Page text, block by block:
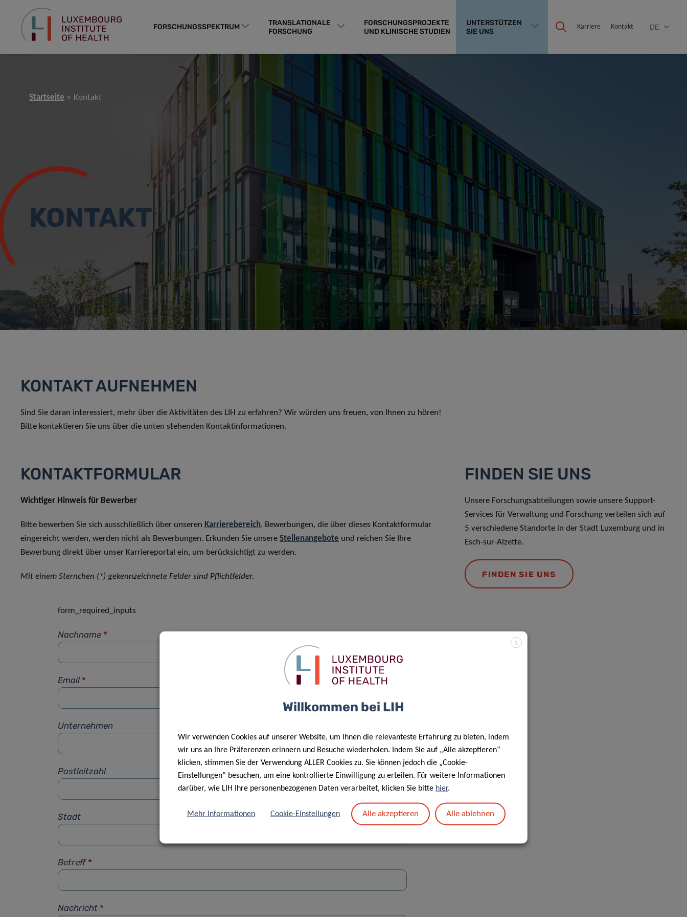
FORSCHUNGSSPEKTRUM
TRANSLATIONALE
FORSCHUNG
FORSCHUNGSPROJEKTE
UND KLINISCHE STUDIEN
UNTERSTÜTZEN
SIE UNS
Karriere Kontakt DE
Startseite Kontakt
KONTAKT
KONTAKT AUFNEHMEN
Sind Sie daran interessiert, mehr über die Aktivitäten des LIH zu erfahren? Wir würden uns freuen, von Ihnen zu hören!
Bitte kontaktieren Sie uns über die unten stehenden Kontaktinformationen.
KONTAKTFORMULAR
Wichtiger Hinweis für Bewerber
Bitte bewerben Sie sich ausschließlich über unseren Karrierebereich. Bewerbungen, die über dieses Kontaktformular
eingereicht werden, werden nicht als Bewerbungen. Erkunden Sie unsere Stellenangebote und reichen Sie Ihre
Bewerbung direkt über unser Karriereportal ein, um berücksichtigt zu werden.
Mit einem Sternchen (*) gekennzeichnete Felder sind Pflichtfelder.
form_required_inputs
Nachname * Vorname*
Email *
Unternehmen
Postleitzahl Straße
Stadt
Betreff *
Nachricht *
FINDEN SIE UNS
Unsere Forschungsabteilungen sowie unsere Support-
Services für Verwaltung und Forschung verteilen sich auf
5 verschiedene Standorte in der Stadt Luxemburg und in
Esch-sur-Alzette.
FINDEN SIE UNS
X
Willkommen bei LIH
Wir verwenden Cookies auf unserer Website, um Ihnen die relevanteste Erfahrung zu bieten, indem
wir uns an Ihre Präferenzen erinnern und Besuche wiederholen. Indem Sie auf „Alle akzeptieren“
klicken, stimmen Sie der Verwendung ALLER Cookies zu. Sie können jedoch die „Cookie-
Einstellungen“ besuchen, um eine kontrollierte Einwilligung zu erteilen. Für weitere Informationen
darüber, wie LIH Ihre personenbezogenen Daten verarbeitet, klicken Sie bitte hier.
Mehr Informationen Cookie-Einstellungen Alle akzeptieren Alle ablehnen